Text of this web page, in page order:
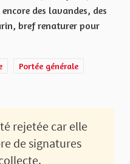
des lavandes, des
bref renaturer pour
Portée générale
rejetée car elle
de signatures